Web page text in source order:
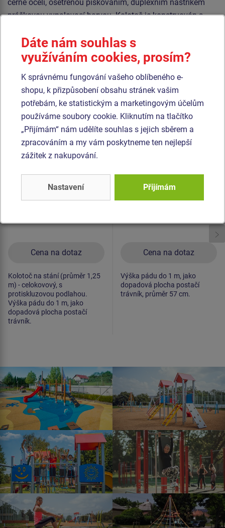
černé oceli, ošetřenou pískováním, duplexním nástřikem
práškovou vypalovací barvou. Kolotoč je konstruován s
Podesta je vyrobena z hliníkového protiskluzového plechu.
Veškerý spojovací materiál je pozinkovaný nebo nerezový.
Podobnézboží
Produkt - KON-0005K-10
Kolotoč na stání
(průměr 1,25 m) -
celokovový
Cena na dotaz
Kolotoč na stání (průměr 1,25
m) - celokovový, s
protiskluzovou podlahou.
Výška pádu do 1 m, jako
dopadová plocha postačí
trávník.
Produkt - KON-0057K-10
Kolotoč Tulipán
(průměr 0,57 m)
Cena na dotaz
Výška pádu do 1 m, jako
dopadová plocha postačí
trávník, průměr 57 cm.
Dáte nám souhlas s
využíváním cookies, prosím?
K správnému fungování vašeho oblíbeného e-
shopu, k přizpůsobení obsahu stránek vašim
potřebám, ke statistickým a marketingovým účelům
používáme soubory cookie. Kliknutím na tlačítko
„Přijímám“ nám udělíte souhlas s jejich sběrem a
zpracováním a my vám poskytneme ten nejlepší
zážitek z nakupování.
Nastavení Přijímám